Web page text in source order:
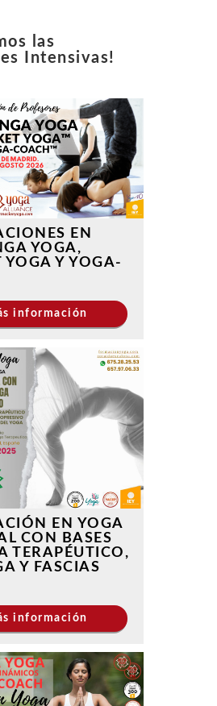
las
Intensivas!
EN
YOGA,
YOGA Y YOGA-
información
EN YOGA
CON BASES
TERAPÉUTICO,
Y FASCIAS
información